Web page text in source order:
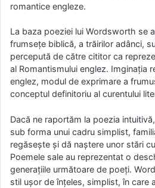
romantice engleze.
La baza poeziei lui Wordsworth se
frumseţe biblică, a trăirilor adânci,
percepută de către cititor ca
al Romantismului englez. Imginaţia
englez, modul de exprimare a
conceptul definitoriu al curentului
Dacă ne raportăm la poezia
sub forma unui cadru simplist,
regăseşte şi dă naştere unor stări
Poemele sale au reprezentat o
generaţiile următoare de poeţi.
stil uşor de înţeles, simplist, în care